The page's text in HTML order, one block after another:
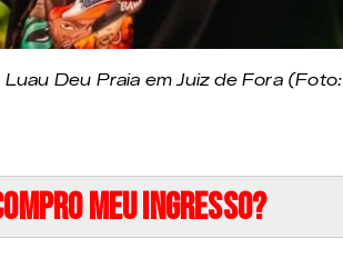
Deu Praia em Juiz de Fora (Foto:
meu ingresso?